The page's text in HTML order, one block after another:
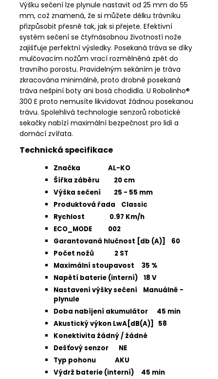
Výšku sečení lze plynule nastavit od 25 mm do 55
mm, což znamená, že si můžete délku trávníku
přizpůsobit přesně tak, jak si přejete. Efektivní
systém sečení se čtyřnásobnou životností nože
zajišťuje perfektní výsledky. Posekaná tráva se díky
mulčovacím nožům vrací rozmělněná zpět do
travního porostu. Pravidelným sekáním je tráva
zkracována minimálně, proto drobně posekaná
tráva nešpiní boty ani bosá chodidla. U Robolinho®
300 E proto nemusíte likvidovat žádnou posekanou
trávu. Spolehlivá technologie senzorů robotické
sekačky nabízí maximální bezpečnost pro lidi a
domácí zvířata.
Technická specifikace
Značka AL-KO
Šířka záběru 20 cm
Výška sečení 25 - 55 mm
Produktová řada Classic
Rychlost 0.97 Km/h
ECO_MODE 002
Garantovaná hlučnost [db (A)] 60
Počet nožů 2 ST
Maximální stoupavost 35 %
Napětí baterie (interní) 18 V
Nastavení výšky sečení Manuálně -
plynule
Doba nabíjení akumulátor 45 min
Akustický výkon LwA[dB(A)] 58
Konektivita žádný / žádné
Dešťový senzor NE
Typ pohonu AKU
Výdrž baterie (interní) 45 min